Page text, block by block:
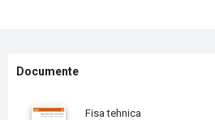
Documente
fisa tehnica